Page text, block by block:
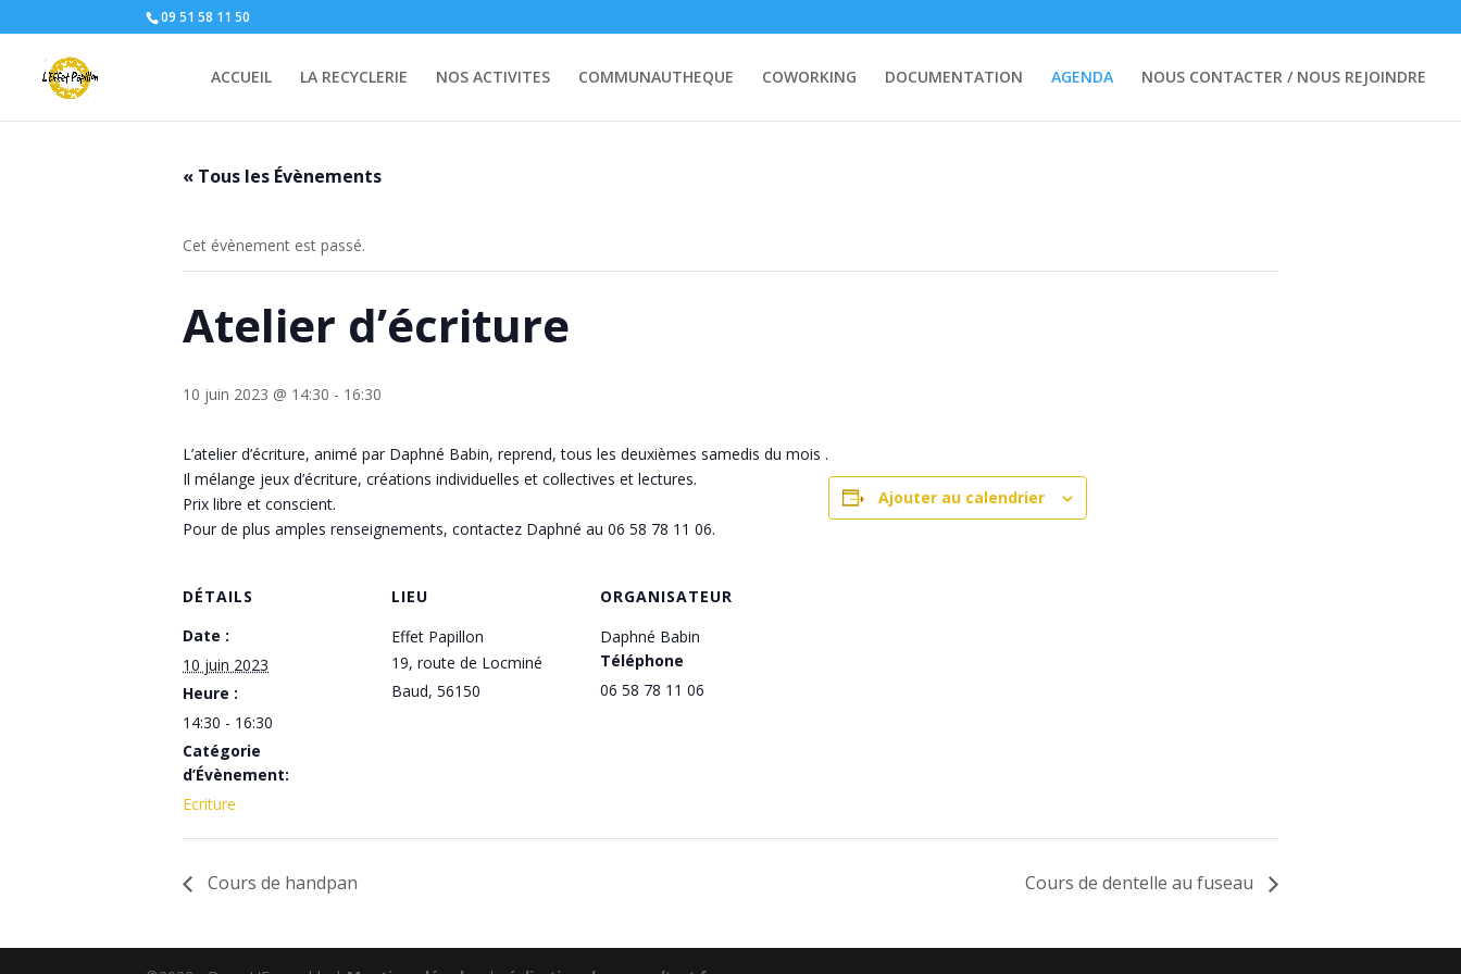
09 51 58 11 50
ACCUEIL LA RECYCLERIE NOS ACTIVITES COMMUNAUTHEQUE COWORKING DOCUMENTATION AGENDA NOUS CONTACTER / NOUS REJOINDRE
« Tous les Évènements
Cet évènement est passé.
Atelier d’écriture
10 juin 2023 @ 14:30 - 16:30
L’atelier d’écriture, animé par Daphné Babin, reprend, tous les deuxièmes samedis du mois .
Il mélange jeux d’écriture, créations individuelles et collectives et lectures.
Prix libre et conscient.
Pour de plus amples renseignements, contactez Daphné au 06 58 78 11 06.
Ajouter au calendrier
DÉTAILS
Date :
10 juin 2023
Heure :
14:30 - 16:30
Catégorie
d’Évènement:
Ecriture
LIEU
Effet Papillon
19, route de Locminé
Baud, 56150
ORGANISATEUR
Daphné Babin
Téléphone
06 58 78 11 06
Cours de handpan Cours de dentelle au fuseau